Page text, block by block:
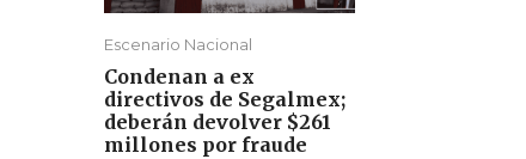
Escenario Nacional
Condenan a ex
directivos de Segalmex;
deberán devolver $261
millones por fraude